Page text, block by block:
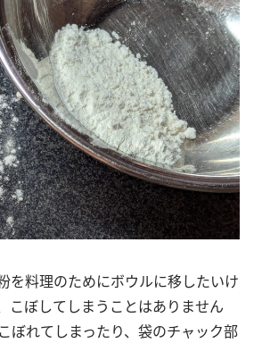
を料理のためにボウルに移したいけ
こぼしてしまうことはありません
れてしまったり、袋のチャック部